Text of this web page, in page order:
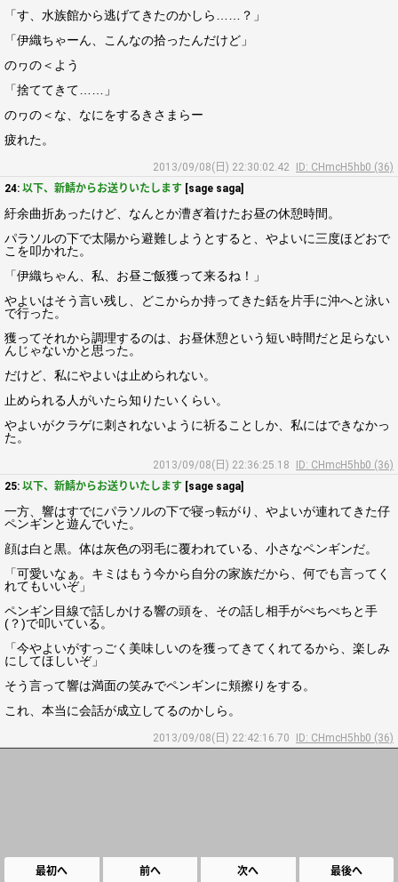
「す、水族館から逃げてきたのかしら……？」
「伊織ちゃーん、こんなの拾ったんだけど」
のヮの＜よう
「捨ててきて……」
のヮの＜な、なにをするきさまらー
疲れた。
2013/09/08(日) 22:30:02.42
ID: CHmcH5hb0 (36)
24: 以下、新鯖からお送りいたします [sage saga]
紆余曲折あったけど、なんとか漕ぎ着けたお昼の休憩時間。
パラソルの下で太陽から避難しようとすると、やよいに三度ほどおで
こを叩かれた。
「伊織ちゃん、私、お昼ご飯獲って来るね！」
やよいはそう言い残し、どこからか持ってきた銛を片手に沖へと泳い
で行った。
獲ってそれから調理するのは、お昼休憩という短い時間だと足らない
んじゃないかと思った。
だけど、私にやよいは止められない。
止められる人がいたら知りたいくらい。
やよいがクラゲに刺されないように祈ることしか、私にはできなかっ
た。
2013/09/08(日) 22:36:25.18
ID: CHmcH5hb0 (36)
25: 以下、新鯖からお送りいたします [sage saga]
一方、響はすでにパラソルの下で寝っ転がり、やよいが連れてきた仔
ペンギンと遊んでいた。
顔は白と黒。体は灰色の羽毛に覆われている、小さなペンギンだ。
「可愛いなぁ。キミはもう今から自分の家族だから、何でも言ってく
れてもいいぞ」
ペンギン目線で話しかける響の頭を、その話し相手がぺちぺちと手
(？)で叩いている。
「今やよいがすっごく美味しいのを獲ってきてくれてるから、楽しみ
にしてほしいぞ」
そう言って響は満面の笑みでペンギンに頬擦りをする。
これ、本当に会話が成立してるのかしら。
2013/09/08(日) 22:42:16.70 ID: CHmcH5hb0 (36)
最初へ 前へ 次へ 最後へ